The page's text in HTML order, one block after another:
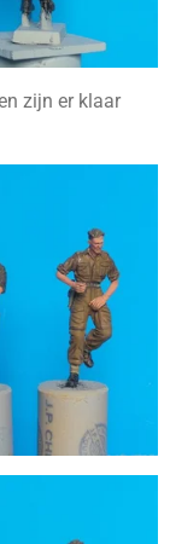
zijn er klaar